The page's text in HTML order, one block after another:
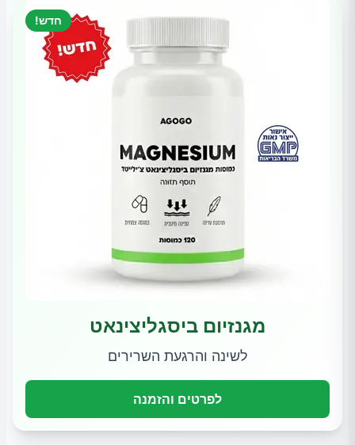
חדש!
מגנזיום ביסגליצינאט
לשינה והרגעת השרירים
לפרטים והזמנה